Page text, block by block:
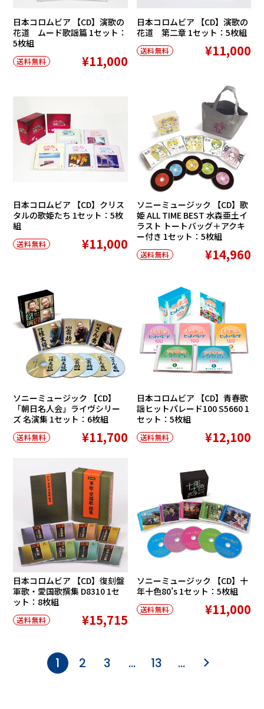
日本コロムビア 【CD】演歌の
花道 ムード歌謡篇 1セット：
5枚組
送料無料 ¥11,000
日本コロムビア 【CD】演歌の
花道 第二章 1セット：5枚組
送料無料 ¥11,000
日本コロムビア 【CD】クリス
タルの歌姫たち 1セット：5枚
組
送料無料 ¥11,000
ソニーミュージック 【CD】歌
姫 ALL TIME BEST 水森亜土イ
ラスト トートバッグ＋アクキ
ー付き 1セット：5枚組
送料無料 ¥14,960
ソニーミュージック 【CD】
「朝日名人会」ライヴシリー
ズ 名演集 1セット：6枚組
送料無料 ¥11,700
日本コロムビア 【CD】青春歌
謡ヒットパレード100 S5660 1
セット：5枚組
送料無料 ¥12,100
日本コロムビア 【CD】復刻盤
軍歌・愛国歌撰集 D8310 1セ
ット：8枚組
送料無料 ¥15,715
ソニーミュージック 【CD】十
年十色80’s 1セット：5枚組
送料無料 ¥11,000
1 2 3 … 13 …